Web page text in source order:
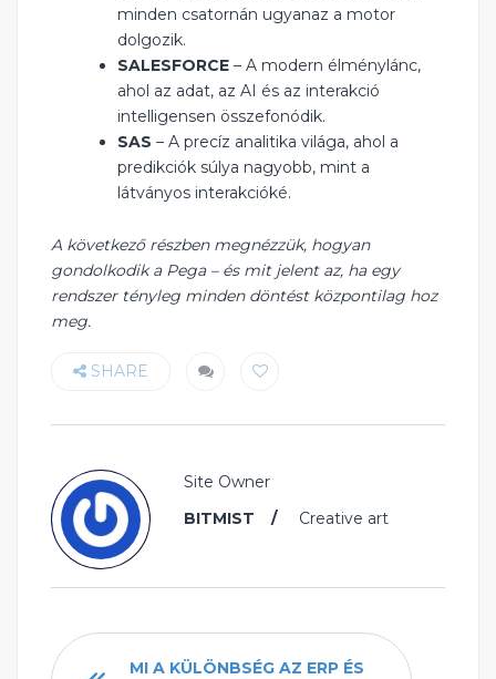
minden csatornán ugyanaz a motor
dolgozik.
SALESFORCE – A modern élménylánc,
ahol az adat, az AI és az interakció
intelligensen összefonódik.
SAS – A precíz analitika világa, ahol a
predikciók súlya nagyobb, mint a
látványos interakcióké.
A következő részben megnézzük, hogyan
gondolkodik a Pega – és mit jelent az, ha egy
rendszer tényleg minden döntést központilag hoz
meg.
SHARE
Site Owner
BITMIST
Creative art
MI A KÜLÖNBSÉG AZ ERP ÉS